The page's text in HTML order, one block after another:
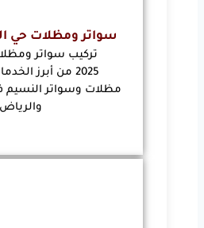
سواتر ومظلات حي
تركيب سواتر
2025 من أبرز
مظلات وسواتر النسيم